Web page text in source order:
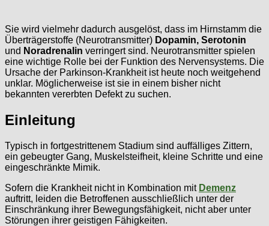
Sie wird vielmehr dadurch ausgelöst, dass im Hirnstamm die
Überträgerstoffe (Neurotransmitter) Dopamin, Serotonin
und Noradrenalin verringert sind. Neurotransmitter spielen
eine wichtige Rolle bei der Funktion des Nervensystems. Die
Ursache der Parkinson-Krankheit ist heute noch weitgehend
unklar. Möglicherweise ist sie in einem bisher nicht
bekannten vererbten Defekt zu suchen.
Einleitung
Typisch in fortgestrittenem Stadium sind auffälliges Zittern,
ein gebeugter Gang, Muskelsteifheit, kleine Schritte und eine
eingeschränkte Mimik.
Sofern die Krankheit nicht in Kombination mit Demenz
auftritt, leiden die Betroffenen ausschließlich unter der
Einschränkung ihrer Bewegungsfähigkeit, nicht aber unter
Störungen ihrer geistigen Fähigkeiten.